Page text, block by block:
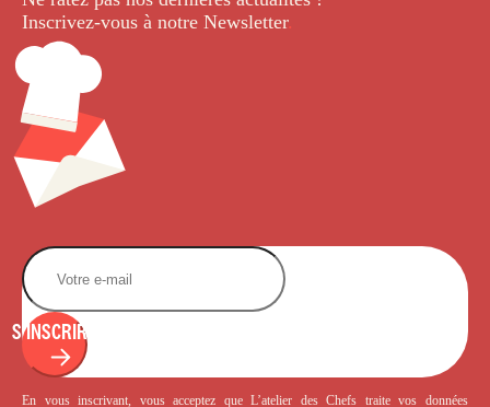
Inscrivez-vous à notre Newsletter.
S'INSCRIRE
En vous inscrivant, vous acceptez que L’atelier des Chefs traite vos données